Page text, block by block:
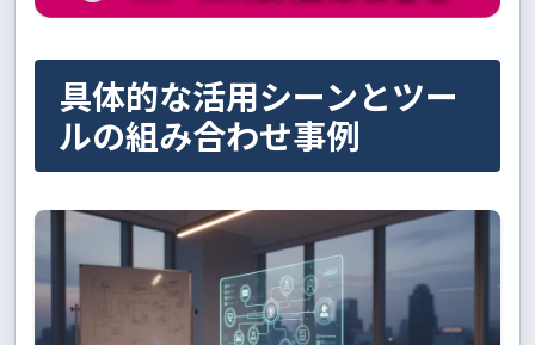
具体的な活用シーンとツー
ルの組み合わせ事例